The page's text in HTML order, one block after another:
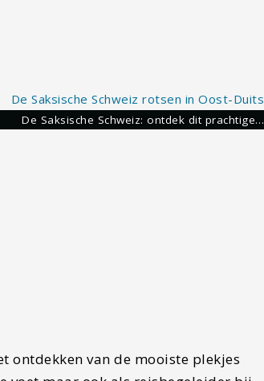
De Saksische Schweiz: ontdek dit prachtige…
ontdekken van de mooiste plekjes